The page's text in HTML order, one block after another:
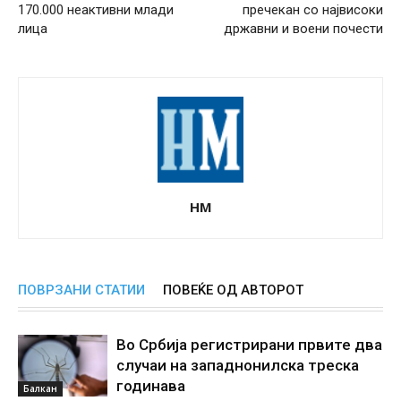
170.000 неактивни млади
лица
пречекан со највисоки
државни и воени почести
НМ
ПОВРЗАНИ СТАТИИ ПОВЕЌЕ ОД АВТОРОТ
Балкан
Во Србија регистрирани првите два
случаи на западнонилска треска
годинава